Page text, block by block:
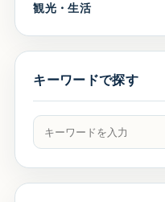
観光・生活
キーワードで探す
記事をキーワードで検